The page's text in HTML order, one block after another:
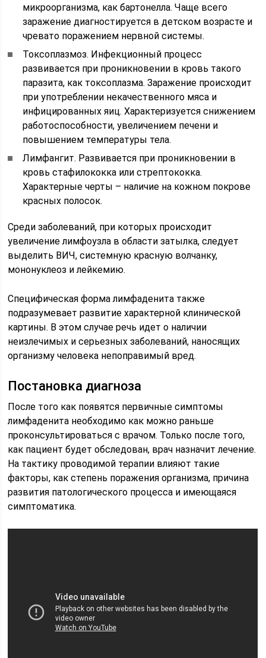
микроорганизма, как бартонелла. Чаще всего
заражение диагностируется в детском возрасте и
чревато поражением нервной системы.
Токсоплазмоз. Инфекционный процесс
развивается при проникновении в кровь такого
паразита, как токсоплазма. Заражение происходит
при употреблении некачественного мяса и
инфицированных яиц. Характеризуется снижением
работоспособности, увеличением печени и
повышением температуры тела.
Лимфангит. Развивается при проникновении в
кровь стафилококка или стрептококка.
Характерные черты – наличие на кожном покрове
красных полосок.
Среди заболеваний, при которых происходит
увеличение лимфоузла в области затылка, следует
выделить ВИЧ, системную красную волчанку,
мононуклеоз и лейкемию.
Специфическая форма лимфаденита также
подразумевает развитие характерной клинической
картины. В этом случае речь идет о наличии
неизлечимых и серьезных заболеваний, наносящих
организму человека непоправимый вред.
Постановка диагноза
После того как появятся первичные симптомы
лимфаденита необходимо как можно раньше
проконсультироваться с врачом. Только после того,
как пациент будет обследован, врач назначит лечение.
На тактику проводимой терапии влияют такие
факторы, как степень поражения организма, причина
развития патологического процесса и имеющаяся
симптоматика.